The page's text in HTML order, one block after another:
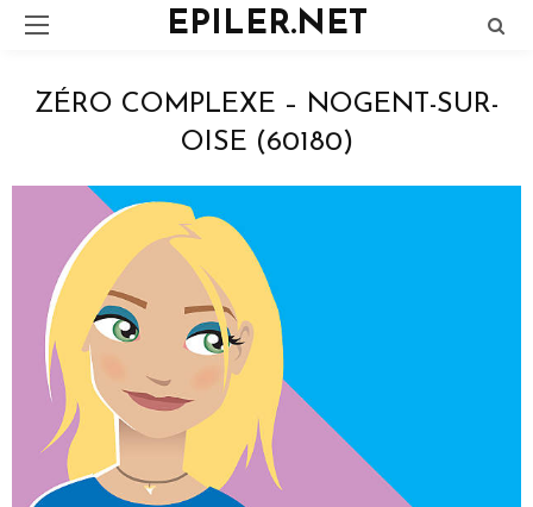
EPILER.NET
ZÉRO COMPLEXE – NOGENT-SUR-
OISE (60180)